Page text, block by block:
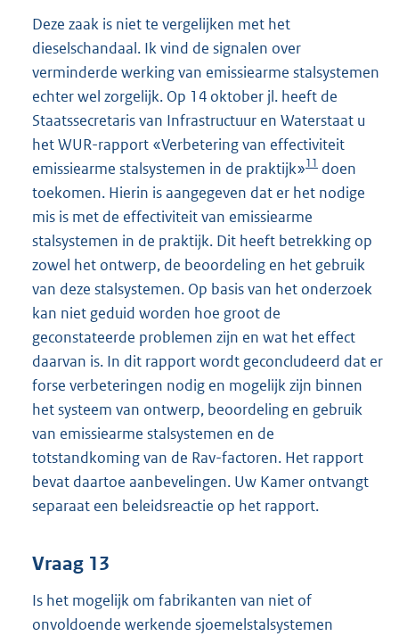
Deze zaak is niet te vergelijken met het
dieselschandaal. Ik vind de signalen over
verminderde werking van emissiearme stalsystemen
echter wel zorgelijk. Op 14 oktober jl. heeft de
Staatssecretaris van Infrastructuur en Waterstaat u
het WUR-rapport «Verbetering van effectiviteit
emissiearme stalsystemen in de praktijk»11 doen
toekomen. Hierin is aangegeven dat er het nodige
mis is met de effectiviteit van emissiearme
stalsystemen in de praktijk. Dit heeft betrekking op
zowel het ontwerp, de beoordeling en het gebruik
van deze stalsystemen. Op basis van het onderzoek
kan niet geduid worden hoe groot de
geconstateerde problemen zijn en wat het effect
daarvan is. In dit rapport wordt geconcludeerd dat er
forse verbeteringen nodig en mogelijk zijn binnen
het systeem van ontwerp, beoordeling en gebruik
van emissiearme stalsystemen en de
totstandkoming van de Rav-factoren. Het rapport
bevat daartoe aanbevelingen. Uw Kamer ontvangt
separaat een beleidsreactie op het rapport.
Vraag 13
Is het mogelijk om fabrikanten van niet of
onvoldoende werkende sjoemelstalsystemen